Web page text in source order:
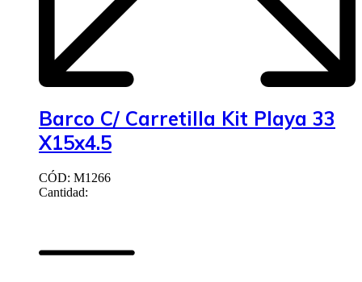
Barco C/ Carretilla Kit Playa 33
X15x4.5
CÓD: M1266
Cantidad: